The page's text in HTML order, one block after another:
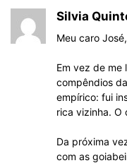
Silvia
Meu caro José,
Em vez de me
compêndios
empírico: fui
rica vizinha. O
Da próxima
com as